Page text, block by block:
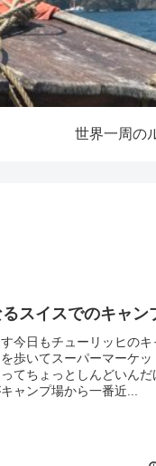
世界一周の
スイスでのキャン
今日もチューリッヒのキ
歩いてスーパーマーケッ
てちょっとしんどいんだ
ャンプ場から一番近...